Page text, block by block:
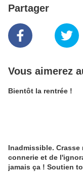
Partager
Vous aimerez
Bientôt la rentrée !
Inadmissible. Crasse
connerie et de
jamais ça ! Soutien